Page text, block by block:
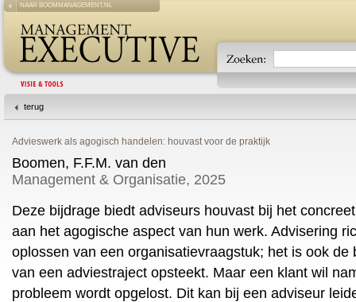
NAAR BOOMMANAGEMENT.NL
terug
Advieswerk als agogisch handelen: houvast voor de praktijk
Boomen, F.F.M. van den
Management & Organisatie, 2025
Deze bijdrage biedt adviseurs houvast bij het
aan het agogische aspect van hun werk. Advisering
oplossen van een organisatievraagstuk; het is ook de
van een adviestraject opsteekt. Maar een klant wil
probleem wordt opgelost. Dit kan bij een adviseur